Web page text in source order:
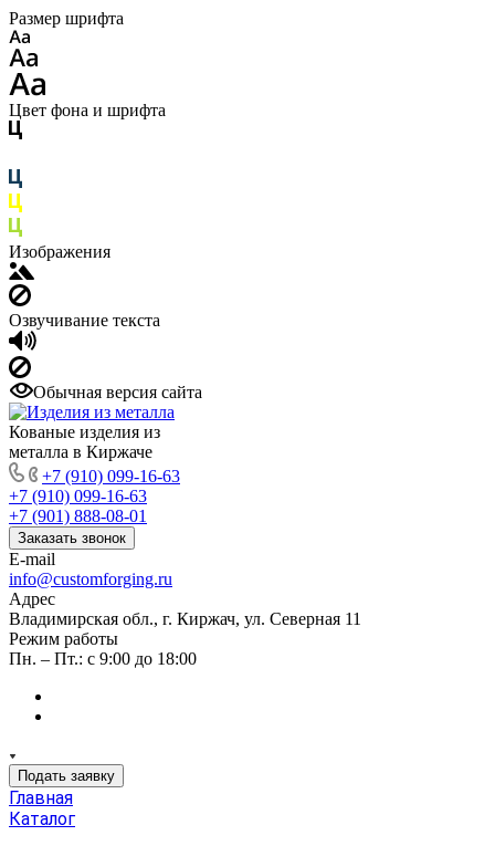
Размер шрифта
Цвет фона и шрифта
Изображения
Озвучивание текста
Обычная версия сайта
Кованые изделия из
металла в Киржаче
+7 (910) 099-16-63
+7 (910) 099-16-63
+7 (901) 888-08-01
Заказать звонок
E-mail
info@customforging.ru
Адрес
Владимирская обл., г. Киржач, ул. Северная 11
Режим работы
Пн. – Пт.: с 9:00 до 18:00
Подать заявку
Главная
Каталог